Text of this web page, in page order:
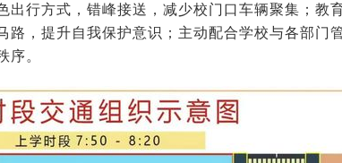
出行方式，错峰接送，减少校门口车辆聚集；教
路，提升自我保护意识；主动配合学校与各部门
序。